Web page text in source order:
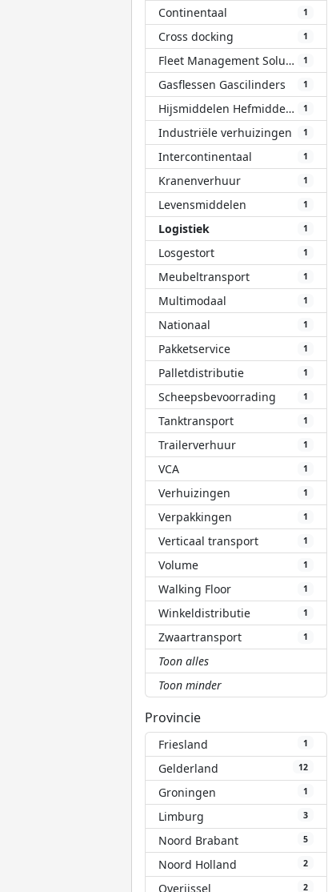
Continentaal 1
Cross docking 1
Fleet Management Solutions (FMS) 1
Gasflessen Gascilinders 1
Hijsmiddelen Hefmiddelen 1
Industriële verhuizingen 1
Intercontinentaal 1
Kranenverhuur 1
Levensmiddelen 1
Logistiek 1
Losgestort 1
Meubeltransport 1
Multimodaal 1
Nationaal 1
Pakketservice 1
Palletdistributie 1
Scheepsbevoorrading 1
Tanktransport 1
Trailerverhuur 1
VCA 1
Verhuizingen 1
Verpakkingen 1
Verticaal transport 1
Volume 1
Walking Floor 1
Winkeldistributie 1
Zwaartransport 1
Toon alles
Toon minder
Provincie
Friesland 1
Gelderland 12
Groningen 1
Limburg 3
Noord Brabant 5
Noord Holland 2
Overijssel 2